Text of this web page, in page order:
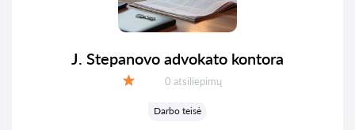
J. Stepanovo advokato kontora
Atsiliepimų:
0 atsiliepimų
Darbo teisė